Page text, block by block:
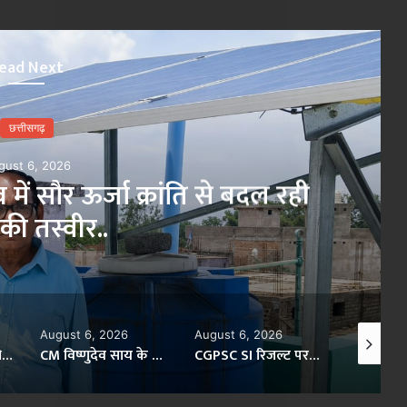
Next
छत्तीसगढ़
6, 2026
सौर ऊर्जा क्रांति से बदल रही
तस्वीर..
मंत्री लक्ष्मी राजवाड़े की संवेदनशील पहल..
August 6, 2026
CM विष्णुदेव साय के नेतृत्व में छत्तीसगढ़ के जैविक उत्पादों की राष्ट्रीय मंच पर गूंज..
August 6, 2026
CGPSC SI रिजल्ट पर बवाल, ‘NEWS’ और ‘SPACERANI’ नामों को लेकर कांग्रेस के सवाल..
August 6,
×